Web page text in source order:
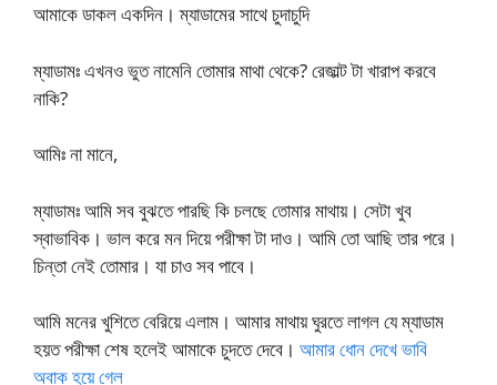
আমাকে ডাকল একদিন। ম্যাডামের সাথে চুদাচুদি
ম্যাডামঃ এখনও ভুত নামেনি তোমার মাথা থেকে? রেজাল্ট টা খারাপ করবে
নাকি?
আমিঃ না মানে,
ম্যাডামঃ আমি সব বুঝতে পারছি কি চলছে তোমার মাথায়। সেটা খুব
স্বাভাবিক। ভাল করে মন দিয়ে পরীক্ষা টা দাও। আমি তো আছি তার পরে।
চিন্তা নেই তোমার। যা চাও সব পাবে।
আমি মনের খুশিতে বেরিয়ে এলাম। আমার মাথায় ঘুরতে লাগল যে ম্যাডাম
হয়ত পরীক্ষা শেষ হলেই আমাকে চুদতে দেবে। আমার ধোন দেখে ভাবি
অবাক হয়ে গেল